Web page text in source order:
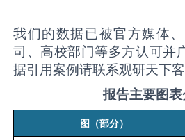
我们的数据已被官方媒体
司、高校部门等多方认可并
据引用案例请联系观研天下客
报告主要图
图（部分）